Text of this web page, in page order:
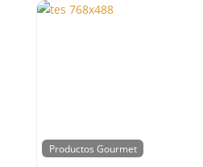
Productos Gourmet